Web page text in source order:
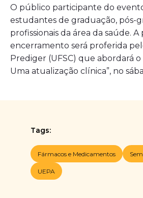
O público participante do
estudantes de graduação, pós-
profissionais da área da saúde. A
encerramento será proferida
Prediger (UFSC) que abordará o
Uma atualização clínica”, no
Tags:
Fármacos e Medicamentos
UEPA